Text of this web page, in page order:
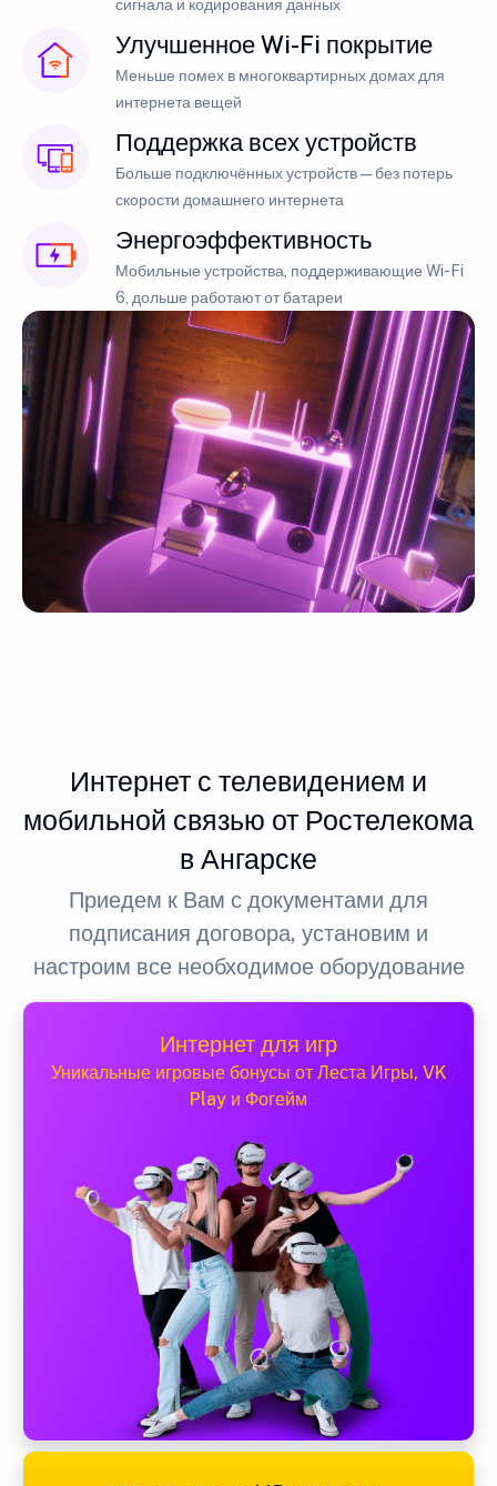
сигнала и кодирования данных
Улучшенное Wi-Fi покрытие
Меньше помех в многоквартирных домах для
интернета вещей
Поддержка всех устройств
Больше подключённых устройств — без потерь
скорости домашнего интернета
Энергоэффективность
Мобильные устройства, поддерживающие Wi-Fi
6, дольше работают от батареи
Интернет с телевидением и
мобильной связью от Ростелекома
в Ангарске
Приедем к Вам с документами для
подписания договора, установим и
настроим все необходимое оборудование
Интернет для игр
Уникальные игровые бонусы от Леста Игры, VK
Play и Фогейм